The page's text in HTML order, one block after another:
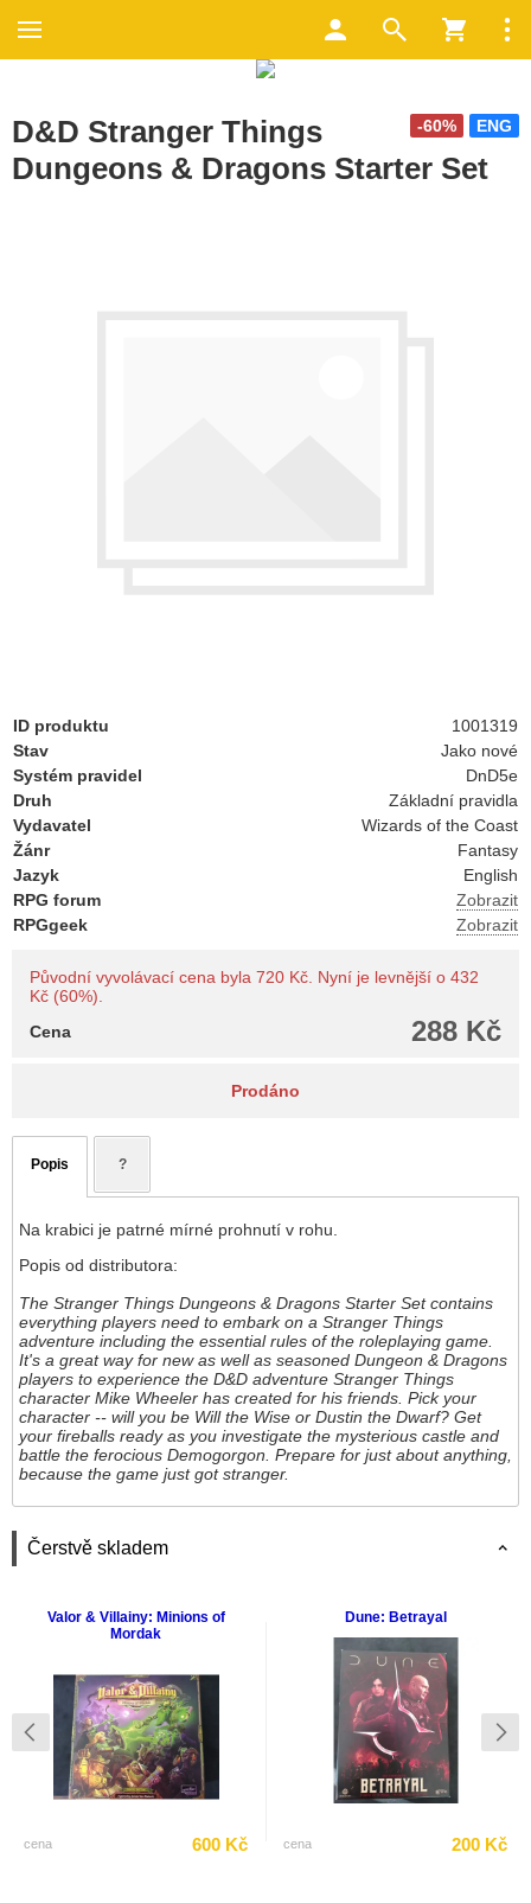
ENG
-60%
D&D Stranger Things
Dungeons & Dragons Starter Set
ID produktu
1001319
Stav
Jako nové
Systém pravidel
DnD5e
Druh
Základní pravidla
Vydavatel
Wizards of the Coast
Žánr
Fantasy
Jazyk
English
RPG forum
Zobrazit
RPGgeek
Zobrazit
Původní vyvolávací cena byla 720 Kč. Nyní je levnější o 432
Kč (60%).
288 Kč
Cena
Prodáno
Popis ?
Na krabici je patrné mírné prohnutí v rohu.
Popis od distributora:
The Stranger Things Dungeons & Dragons Starter Set contains
everything players need to embark on a Stranger Things
adventure including the essential rules of the roleplaying game.
It's a great way for new as well as seasoned Dungeon & Dragons
players to experience the D&D adventure Stranger Things
character Mike Wheeler has created for his friends. Pick your
character -- will you be Will the Wise or Dustin the Dwarf? Get
your fireballs ready as you investigate the mysterious castle and
battle the ferocious Demogorgon. Prepare for just about anything,
because the game just got stranger.
Čerstvě skladem
Valor & Villainy: Minions of
Mordak
cena 600 Kč
Dune: Betrayal
cena 200 Kč